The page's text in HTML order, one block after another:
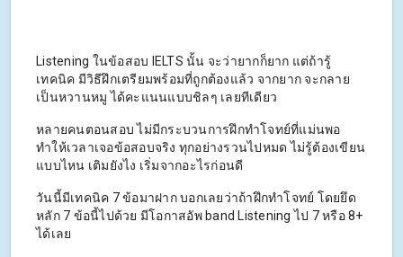
Listening ในข้อสอบ IELTS นั้น จะว่ายากก็ยาก แต่ถ้ารู้
เทคนิค มีวิธีฝึกเตรียมพร้อมที่ถูกต้องแล้ว จากยาก จะกลาย
เป็นหวานหมู ได้คะแนนแบบชิลๆ เลยทีเดียว
หลายคนตอนสอบ ไม่มีกระบวนการฝึกทำโจทย์ที่แม่นพอ
ทำให้เวลาเจอข้อสอบจริง ทุกอย่างรวนไปหมด ไม่รู้ต้องเขียน
แบบไหน เติมยังไง เริ่มจากอะไรก่อนดี
วันนี้มีเทคนิค 7 ข้อมาฝาก บอกเลยว่าถ้าฝึกทำโจทย์ โดยยึด
หลัก 7 ข้อนี้ไปด้วย มีโอกาสอัพ band Listening ไป 7 หรือ 8+
ได้เลย